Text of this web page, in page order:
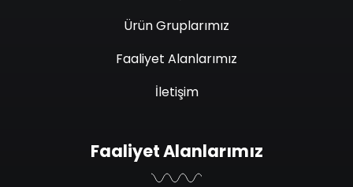
Ürün Gruplarımız
Faaliyet Alanlarımız
İletişim
Faaliyet Alanlarımız